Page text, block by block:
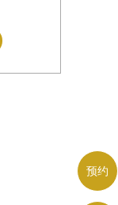
预约